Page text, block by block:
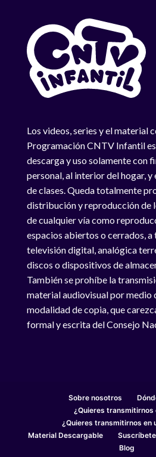
Los videos, series y el material
Programación CNTV Infantil
descarga y uso solamente con
personal, al interior del hogar, y
de clases. Queda totalmente
distribución y reproducción de
de cualquier vía como
espacios abiertos o cerrados, a
televisión digital, analógica
discos o dispositivos de
También se prohíbe la
material audiovisual por medio
modalidad de copia, que
formal y escrita del Consejo
Sobre nosotros
¿Quieres transmitirnos
¿Quieres transmitirnos en
Material Descargable
Blog